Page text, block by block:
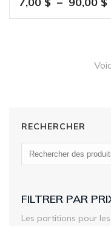
RECHERCHER
FILTRER PAR
Les partitions pour